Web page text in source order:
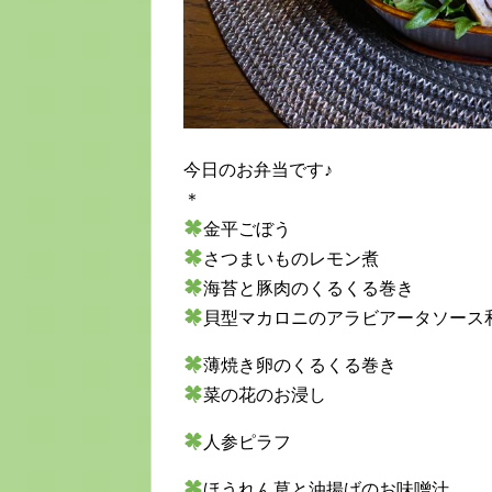
今日のお弁当です♪
＊
金平ごぼう
さつまいものレモン煮
海苔と豚肉のくるくる巻き
貝型マカロニのアラビアータソース
薄焼き卵のくるくる巻き
菜の花のお浸し
人参ピラフ